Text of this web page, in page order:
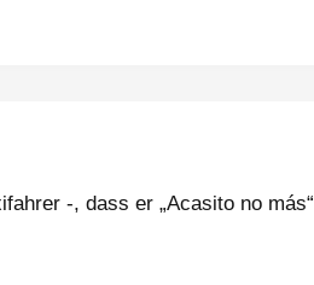
-, dass er „Acasito no más“